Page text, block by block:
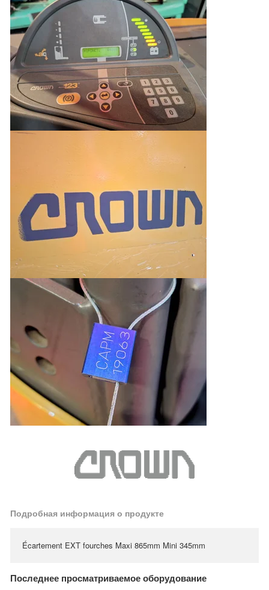
Подробная информация о продукте
Écartement EXT fourches Maxi 865mm Mini 345mm
Последнее просматриваемое оборудование